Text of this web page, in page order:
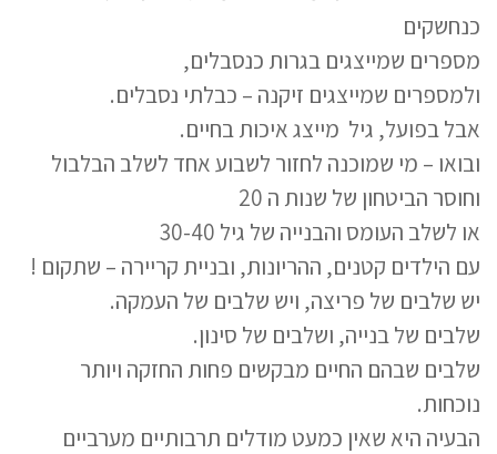
כנחשקים
מספרים שמייצגים בגרות כנסבלים,
ולמספרים שמייצגים זיקנה – כבלתי נסבלים.
אבל בפועל, גיל מייצג איכות בחיים.
ובואו – מי שמוכנה לחזור לשבוע אחד לשלב הבלבול
וחוסר הביטחון של שנות ה 20
או לשלב העומס והבנייה של גיל 30-40
עם הילדים קטנים, ההריונות, ובניית קריירה – שתקום !
יש שלבים של פריצה, ויש שלבים של העמקה.
שלבים של בנייה, ושלבים של סינון.
שלבים שבהם החיים מבקשים פחות החזקה ויותר
נוכחות.
הבעיה היא שאין כמעט מודלים תרבותיים מערביים